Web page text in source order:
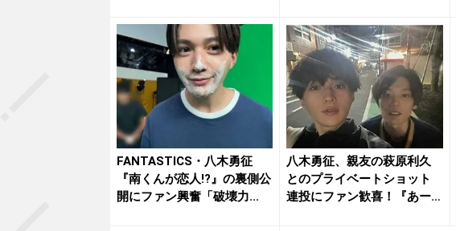
FANTASTICS・八木勇征
『南くんが恋人!?』の裏側公
開にファン興奮「破壊力...
八木勇征、親友の萩原利久
とのプライベートショット
連投にファン歓喜！『あー2